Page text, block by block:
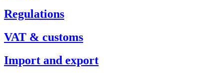
Regulations
VAT & customs
Import and export